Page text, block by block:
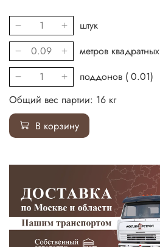
штук
метров квадратных
поддонов (0.01)
Общий вес партии: 16 кг
В корзину